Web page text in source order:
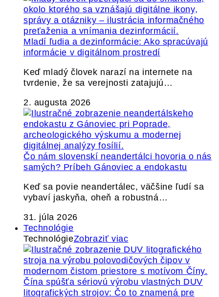
Mladí ľudia a dezinformácie: Ako spracúvajú
informácie v digitálnom prostredí
Keď mladý človek narazí na internete na
tvrdenie, že sa verejnosti zatajujú…
2. augusta 2026
Čo nám slovenskí neandertálci hovoria o nás
samých? Príbeh Gánoviec a endokastu
Keď sa povie neandertálec, väčšine ľudí sa
vybaví jaskyňa, oheň a robustná…
31. júla 2026
Technológie
TechnológieZobraziť viac
Čína spúšťa sériovú výrobu vlastných DUV
litografických strojov: Čo to znamená pre